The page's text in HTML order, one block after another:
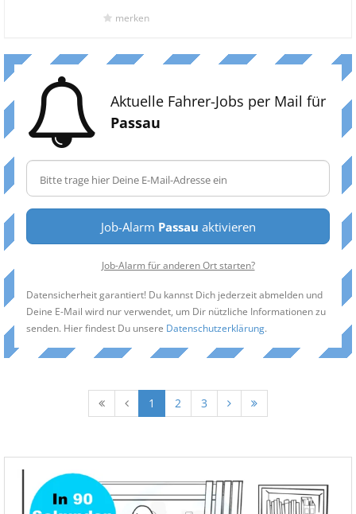
merken
Aktuelle Fahrer-Jobs per Mail für
Passau
Job-Alarm Passau aktivieren
Job-Alarm für anderen Ort starten?
Datensicherheit garantiert! Du kannst Dich jederzeit abmelden und
Deine E-Mail wird nur verwendet, um Dir nützliche Informationen zu
senden. Hier findest Du unsere Datenschutzerklärung.
1 2 3